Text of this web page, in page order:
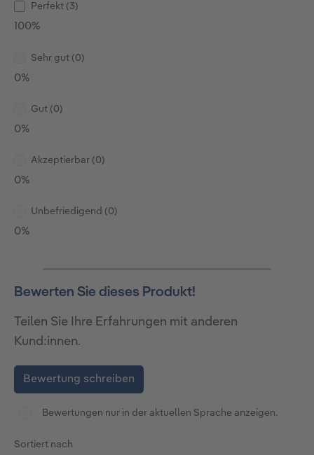
Perfekt (3)
100%
Sehr gut (0)
0%
Gut (0)
0%
Akzeptierbar (0)
0%
Unbefriedigend (0)
0%
Bewerten Sie dieses Produkt!
Teilen Sie Ihre Erfahrungen mit anderen
Kund:innen.
Bewertung schreiben
Bewertungen nur in der aktuellen Sprache anzeigen.
Sortiert nach